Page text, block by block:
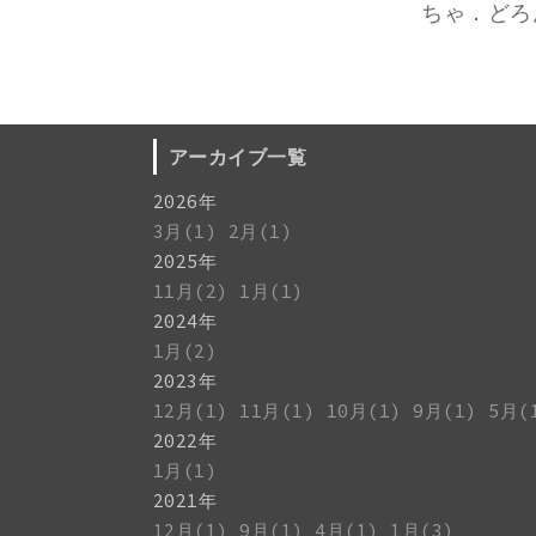
ちゃ．どろ
アーカイブ一覧
2026年
3月(1)
2月(1)
2025年
11月(2)
1月(1)
2024年
1月(2)
2023年
12月(1)
11月(1) 10月(1) 9月(1) 5月
2022年
1月(1)
2021年
12月(1)
9月(1) 4月(1)
1月(3)